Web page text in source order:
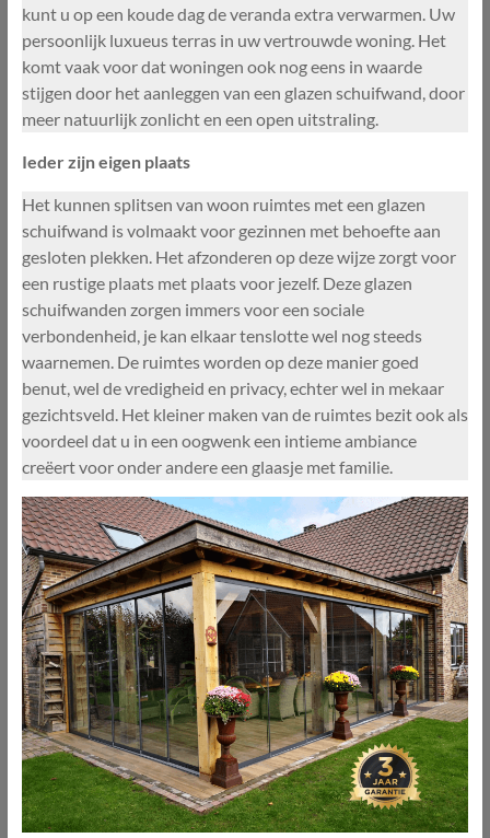
kunt u op een koude dag de veranda extra verwarmen. Uw
persoonlijk luxueus terras in uw vertrouwde woning. Het
komt vaak voor dat woningen ook nog eens in waarde
stijgen door het aanleggen van een glazen schuifwand, door
meer natuurlijk zonlicht en een open uitstraling.
Ieder zijn eigen plaats
Het kunnen splitsen van woon ruimtes met een glazen
schuifwand is volmaakt voor gezinnen met behoefte aan
gesloten plekken. Het afzonderen op deze wijze zorgt voor
een rustige plaats met plaats voor jezelf. Deze glazen
schuifwanden zorgen immers voor een sociale
verbondenheid, je kan elkaar tenslotte wel nog steeds
waarnemen. De ruimtes worden op deze manier goed
benut, wel de vredigheid en privacy, echter wel in mekaar
gezichtsveld. Het kleiner maken van de ruimtes bezit ook als
voordeel dat u in een oogwenk een intieme ambiance
creëert voor onder andere een glaasje met familie.